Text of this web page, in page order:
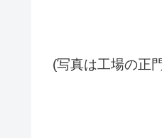
(写真は工場の正